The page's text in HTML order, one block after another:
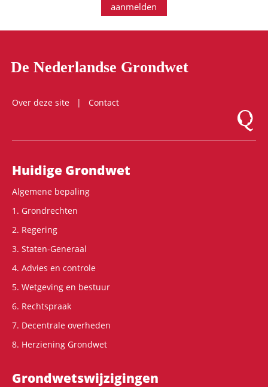
aanmelden
De Nederlandse Grondwet
Over deze site
Contact
Logo
Hoofdnavigatie
Huidige Grondwet
Algemene bepaling
1. Grondrechten
2. Regering
3. Staten-Generaal
4. Advies en controle
5. Wetgeving en bestuur
6. Rechtspraak
7. Decentrale overheden
8. Herziening Grondwet
Grondwets­wijzigingen